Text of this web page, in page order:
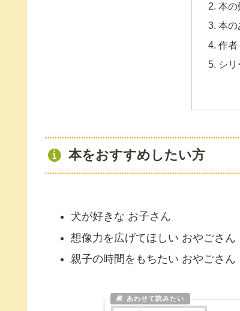
本の
本の
作者
シ
本をおすすめしたい方
犬が好きな お子さん
想像力を広げてほしい おやごさん
親子の時間をもちたい おやごさん